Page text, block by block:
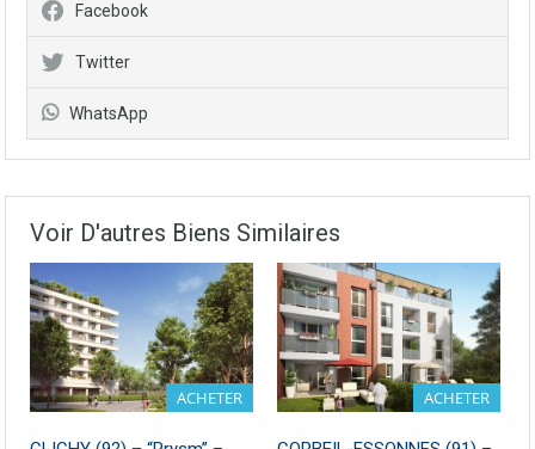
Facebook
Twitter
WhatsApp
Voir D'autres Biens Similaires
ACHETER ACHETER